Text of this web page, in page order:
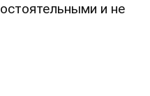
и не